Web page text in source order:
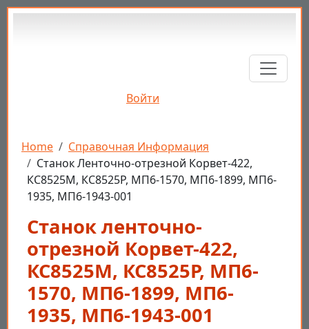
Перейти к основному содержанию
Войти
Строка навигации
Home
Справочная Информация
Станок Ленточно-отрезной Корвет-422,
КС8525М, КС8525Р, МП6-1570, МП6-1899, МП6-
1935, МП6-1943-001
Станок ленточно-
отрезной Корвет-422,
КС8525М, КС8525Р, МП6-
1570, МП6-1899, МП6-
1935, МП6-1943-001